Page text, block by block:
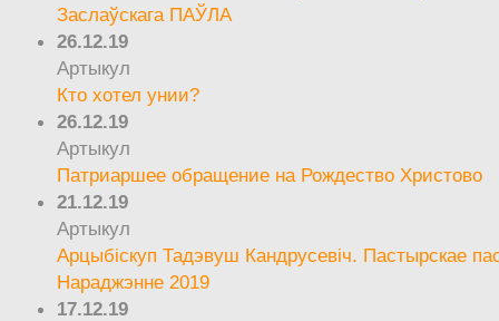
Заслаўскага ПАЎЛА
26.12.19
Артыкул
Кто хотел унии?
26.12.19
Артыкул
Патриаршее обращение на Рождество Христово
21.12.19
Артыкул
Арцыбіскуп Тадэвуш Кандрусевіч. Пастырскае
Нараджэнне 2019
17.12.19